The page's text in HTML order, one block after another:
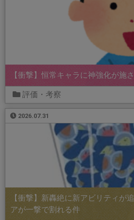
【衝撃】恒常キャラに神強化が施
評価・考察
2026.07.31
【衝撃】新轟絶に新アビリティが
アが一撃で割れる件